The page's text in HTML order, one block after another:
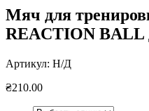
Мяч для
REACTION BALL
Артикул: Н/Д
₴210.00